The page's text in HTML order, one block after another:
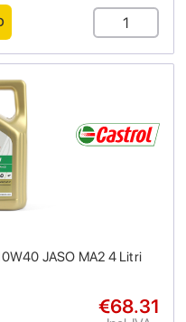
JASO MA2 4 Litri
€68.31